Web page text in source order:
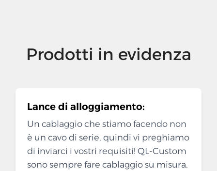
Prodotti in evidenza
Lance di alloggiamento:
Un cablaggio che stiamo facendo non
è un cavo di serie, quindi vi preghiamo
di inviarci i vostri requisiti! QL-Custom
sono sempre fare cablaggio su misura.